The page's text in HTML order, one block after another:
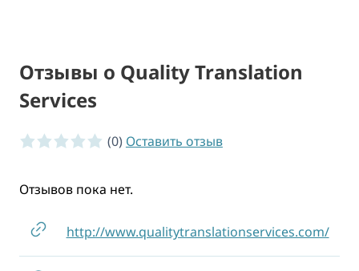
Отзывы о Quality Translation
Services
0 of 5 stars
(0) Оставить отзыв
Отзывов пока нет.
http://www.qualitytranslationservices.com/